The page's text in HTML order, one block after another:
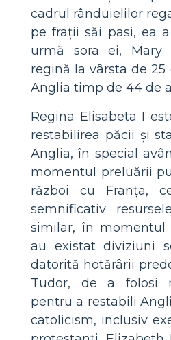
cadrul rânduielilor
pe frații săi pasi, ea
urmă sora ei, Mary
regină la vârsta de
Anglia timp de 44 de
Regina Elisabeta I
restabilirea păcii și
Anglia, în special
momentul preluării
război cu Franța,
semnificativ
similar, în momentul
au existat diviziuni
datorită hotărârii
Tudor, de a folosi
pentru a restabili
catolicism, inclusiv